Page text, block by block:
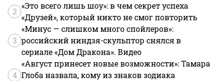
2
«Это всего лишь шоу»: в чем секрет успеха
«Друзей», который никто не смог повторить
3
«Минус — слишком много спойлеров»:
российский ниндзя-скульптор снялся в
сериале «Дом Дракона». Видео
4
«Август принесет новые возможности»: Тамара
Глоба назвала, кому из знаков зодиака